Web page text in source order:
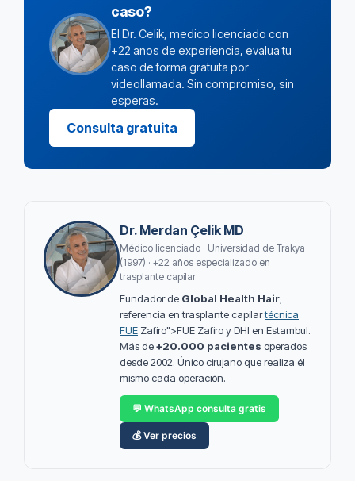
caso?
El Dr. Celik, medico licenciado con
+22 anos de experiencia, evalua tu
caso de forma gratuita por
videollamada. Sin compromiso, sin
esperas.
Consulta gratuita
Dr. Merdan Çelik MD
Médico licenciado · Universidad de Trakya
(1997) · +22 años especializado en
trasplante capilar
Fundador de Global Health Hair
referencia en trasplante capilartécnica
FUE Zafiro">FUE Zafiro y DHI en Estambul.
Más de+20.000 pacientes operados
desde 2002. Único cirujano que realiza él
mismo cada operación.
💬 WhatsApp consulta gratis
💰 Ver precios